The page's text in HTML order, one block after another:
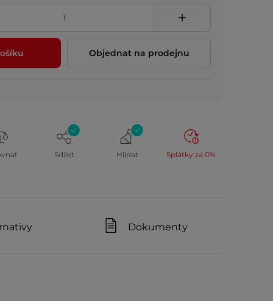
Objednat na prodejnu
Sdílet Hlídat Splátky za 0%
Dokumenty